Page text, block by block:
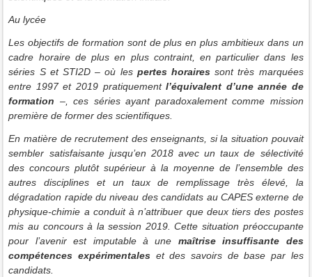
Au lycée
Les objectifs de formation sont de plus en plus ambitieux dans un
cadre horaire de plus en plus contraint, en particulier dans les
séries S et STI2D – où les pertes horairessont très marquées
entre 1997 et 2019 pratiquementl’équivalent d’une année de
formation –, ces séries ayant paradoxalement comme mission
première de former des scientifiques.
En matière de recrutement des enseignants, si la situation pouvait
sembler satisfaisante jusqu’en 2018 avec un taux de sélectivité
des concours plutôt supérieur à la moyenne de l’ensemble des
autres disciplines et un taux de remplissage très élevé, la
dégradation rapide du niveau des candidats au CAPES externe de
physique-chimie a conduit à n’attribuer que deux tiers des postes
mis au concours à la session 2019. Cette situation préoccupante
pour l’avenir est imputable à une maîtrise insuffisante des
compétences expérimentales et des savoirs de base par les
candidats.